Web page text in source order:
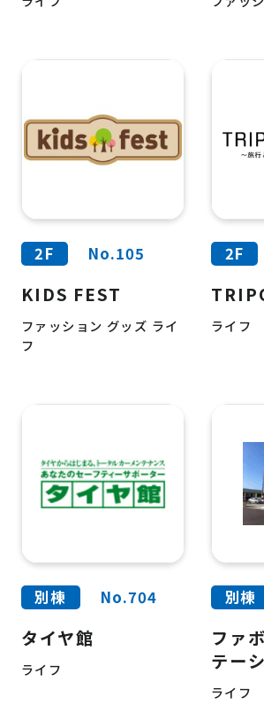
2F No.105
KIDS FEST
ファッション グッズ ライ
フ
2F
ライフ
別棟 No.704
タイヤ館
ライフ
別棟
ファ
テー
ライフ